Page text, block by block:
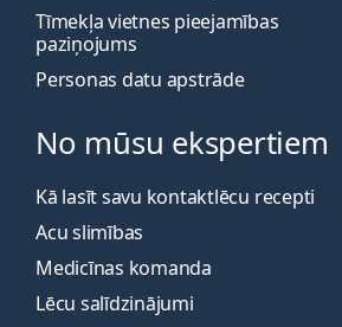
Tīmekļa vietnes pieejamības
paziņojums
Personas datu apstrāde
No mūsu ekspertiem
Kā lasīt savu kontaktlēcu recepti
Acu slimības
Medicīnas komanda
Lēcu salīdzinājumi